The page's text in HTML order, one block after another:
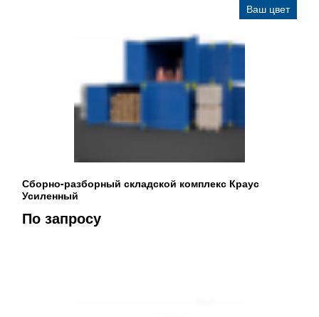
Ваш цвет
Сборно-разборный складской комплекс Краус
Усиленный
По запросу